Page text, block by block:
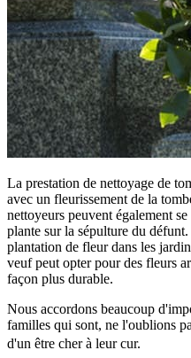
La prestation de nettoyage de
avec un fleurissement de la
nettoyeurs peuvent également
plante sur la sépulture du
plantation de fleur dans les
veuf peut opter pour des fleurs
façon plus durable.
Nous accordons beaucoup
familles qui sont, ne l'oublions
d'un être cher à leur cur.